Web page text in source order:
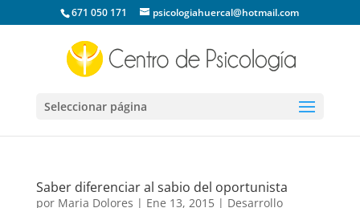
671 050 171 psicologiahuercal@hotmail.com
Seleccionar página
Saber diferenciar al sabio del oportunista
por Maria Dolores | Ene 13, 2015| Desarrollo